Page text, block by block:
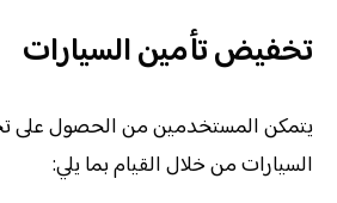
تخفيض تأمين السيارات
يتمكن المستخدمين من الحصول على
السيارات من خلال القيام بما يلي: